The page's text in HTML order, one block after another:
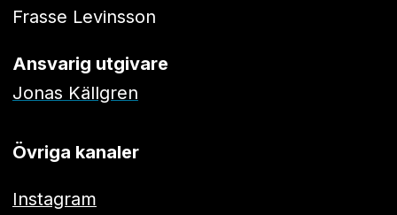
Frasse Levinsson
Ansvarig utgivare
Jonas Källgren
Övriga kanaler
Instagram